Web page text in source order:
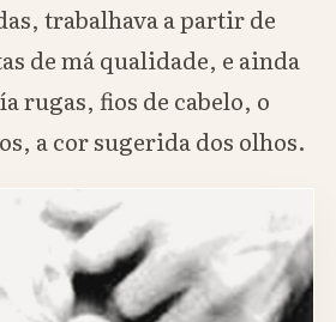
trabalhava a partir de
de má qualidade, e ainda
rugas, fios de cabelo, o
a cor sugerida dos olhos.